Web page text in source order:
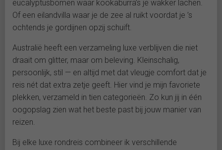
eucalyptusbomen waar kookaburra’s je wakker lachen.
Of een eilandvilla waar je de zee al ruikt voordat je ’s
ochtends je gordijnen opzij schuift.
Australië heeft een verzameling luxe verblijven die niet
draait om glitter, maar om beleving. Kleinschalig,
persoonlijk, stil — en altijd met dat vleugje comfort dat je
reis nét dat extra zetje geeft. Hier vind je mijn favoriete
plekken, verzameld in tien categorieën. Zo kun jij in één
oogopslag zien wat het beste past bij jouw manier van
reizen.
Bij elke luxe rondreis combineer ik verschillende